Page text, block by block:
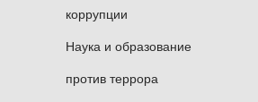
коррупции
Наука и образование
против террора